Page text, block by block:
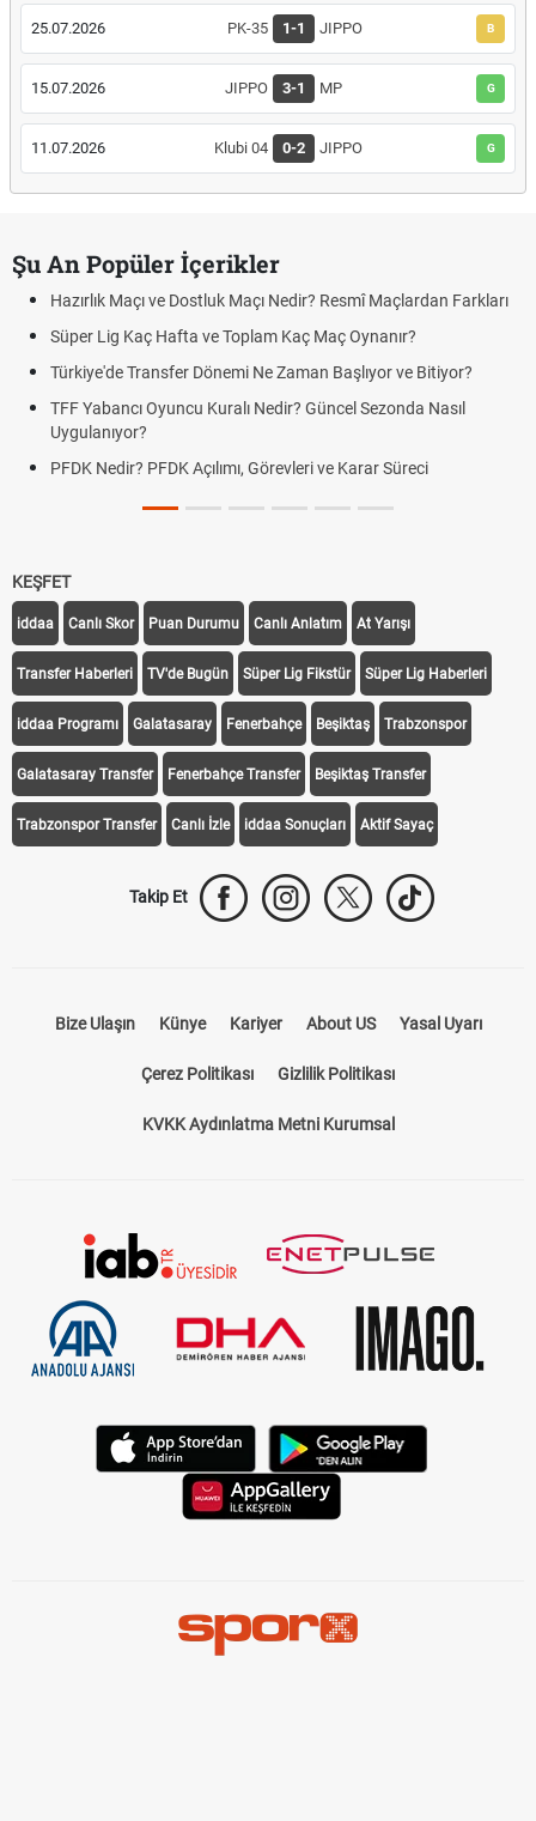
25.07.2026 PK-35 1-1 JIPPO B
15.07.2026 JIPPO 3-1 MP G
11.07.2026 Klubi 04 0-2 JIPPO G
Şu An Popüler İçerikler
Hazırlık Maçı ve Dostluk Maçı Nedir? Resmî Maçlardan Farkları
Süper Lig Kaç Hafta ve Toplam Kaç Maç Oynanır?
Türkiye'de Transfer Dönemi Ne Zaman Başlıyor ve Bitiyor?
TFF Yabancı Oyuncu Kuralı Nedir? Güncel Sezonda Nasıl
Uygulanıyor?
PFDK Nedir? PFDK Açılımı, Görevleri ve Karar Süreci
KEŞFET
iddaa Canlı Skor Puan Durumu Canlı Anlatım At Yarışı
Transfer Haberleri TV'de Bugün Süper Lig Fikstür Süper Lig Haberleri
iddaa Programı Galatasaray Fenerbahçe Beşiktaş Trabzonspor
Galatasaray Transfer Fenerbahçe Transfer Beşiktaş Transfer
Trabzonspor Transfer Canlı İzle iddaa Sonuçları Aktif Sayaç
Takip Et
Bize Ulaşın Künye Kariyer About US Yasal Uyarı
Çerez Politikası Gizlilik Politikası
KVKK Aydınlatma Metni Kurumsal